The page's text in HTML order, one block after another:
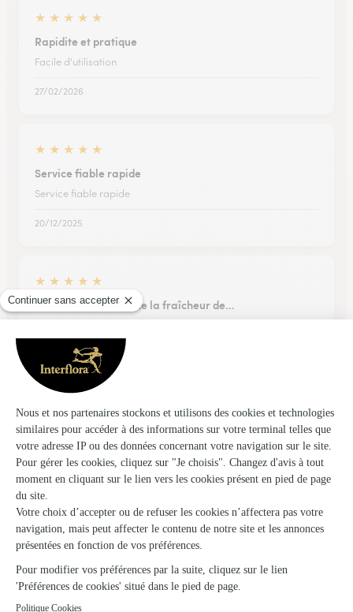
★ ★ ★ ★ ★
Rapidite et pratique
Facile d'utilisation
27/02/2026
★ ★ ★ ★ ★
Service fiable rapide
Service fiable rapide
20/12/2025
★ ★ ★ ★ ★
Ma mère a été ravi de la fraîcheur de…
22/06/2026
les avis de la marque Interflora sur Trustpilot
Livraison de fleurs à Crespy-le-Neuf et
autour : les villes proches couvertes par le
réseau Interflora